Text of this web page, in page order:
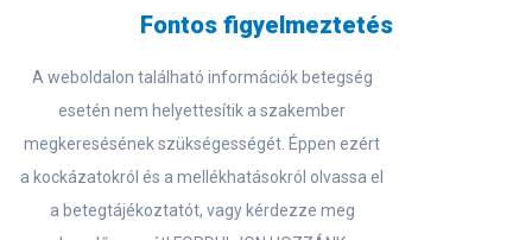
Fontos figyelmeztetés
A weboldalon található információk betegség
esetén nem helyettesítik a szakember
megkeresésének szükségességét. Éppen ezért
a kockázatokról és a mellékhatásokról olvassa el
a betegtájékoztatót, vagy kérdezze meg